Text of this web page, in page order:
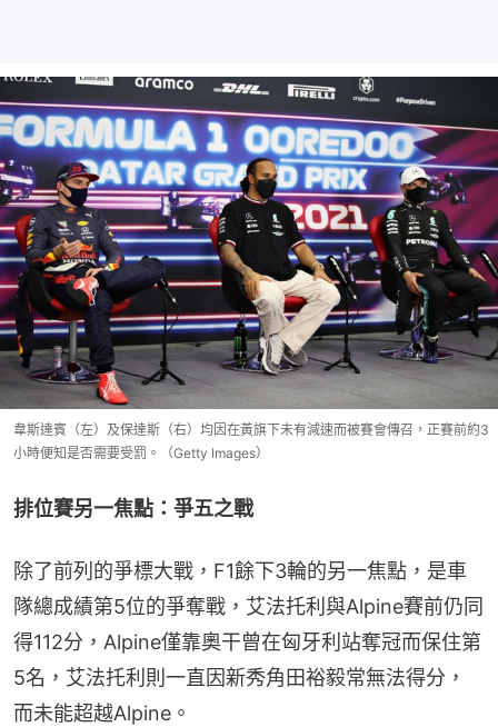
韋斯達賓（左）及保達斯（右）均因在黃旗下未有減速而被賽會傳召，正賽前約3
小時便知是否需要受罰。（Getty Images）
排位賽另一焦點：爭五之戰
除了前列的爭標大戰，F1餘下3輪的另一焦點，是車
隊總成績第5位的爭奪戰，艾法托利與Alpine賽前仍同
得112分，Alpine僅靠奧干曾在匈牙利站奪冠而保住第
5名，艾法托利則一直因新秀角田裕毅常無法得分，
而未能超越Alpine。